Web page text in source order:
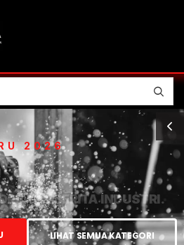
2026
& BERITA INDUSTRI.
LIHAT SEMUA KATEGORI